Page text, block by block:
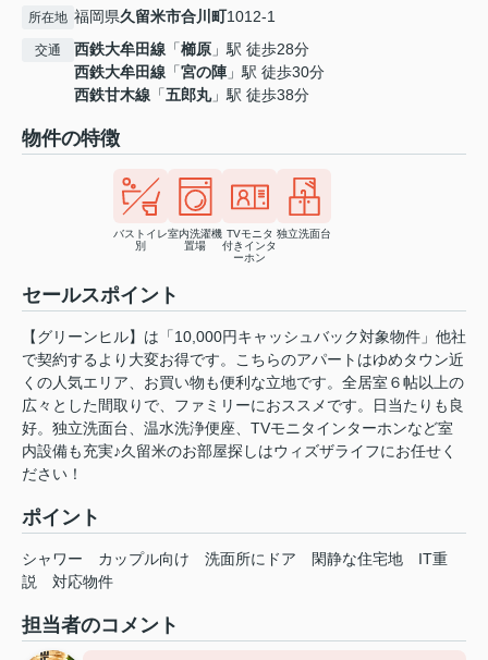
所在地 福岡県久留米市合川町1012-1
交通 西鉄大牟田線 「櫛原 」駅 徒歩28分
西鉄大牟田線 「宮の陣」駅 徒歩30分
西鉄甘木線 「五郎丸」駅 徒歩38分
物件の特徴
バストイレ
別
室内洗濯機
置場
TVモニタ
付きインタ
ーホン
独立洗面台
セールスポイント
【グリーンヒル】は「10,000円キャッシュバック対象物件」他社
で契約するより大変お得です。こちらのアパートはゆめタウン近
くの人気エリア、お買い物も便利な立地です。全居室６帖以上の
広々とした間取りで、ファミリーにおススメです。日当たりも良
好。独立洗面台、温水洗浄便座、TVモニタインターホンなど室
内設備も充実♪久留米のお部屋探しはウィズザライフにお任せく
ださい！
ポイント
シャワー カップル向け 洗面所にドア 閑静な住宅地
IT重
説
対応物件
担当者のコメント